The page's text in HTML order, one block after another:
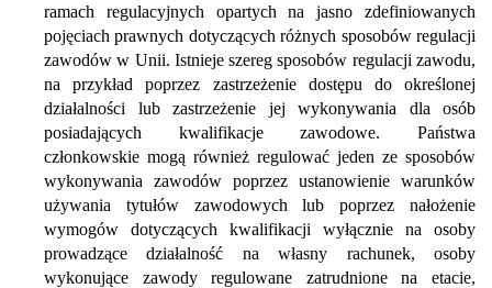
ramach regulacyjnych opartych na jasno zdefiniowanych
pojęciach prawnych dotyczących różnych sposobów regulacji
zawodów w Unii. Istnieje szereg sposobów regulacji zawodu,
na przykład poprzez zastrzeżenie dostępu do określonej
działalności lub zastrzeżenie jej wykonywania dla osób
posiadających kwalifikacje zawodowe. Państwa
członkowskie mogą również regulować jeden ze sposobów
wykonywania zawodów poprzez ustanowienie warunków
używania tytułów zawodowych lub poprzez nałożenie
wymogów dotyczących kwalifikacji wyłącznie na osoby
prowadzące działalność na własny rachunek, osoby
wykonujące zawody regulowane zatrudnione na etacie,